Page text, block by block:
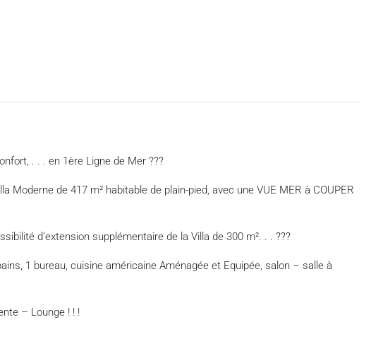
. . . en 1ère Ligne de Mer ???
Moderne de 417 m² habitable de plain-pied, avec une VUE MER à COUPER
d’extension supplémentaire de la Villa de 300 m². . . ???
1 bureau, cuisine américaine Aménagée et Equipée, salon – salle à
– Lounge ! ! !